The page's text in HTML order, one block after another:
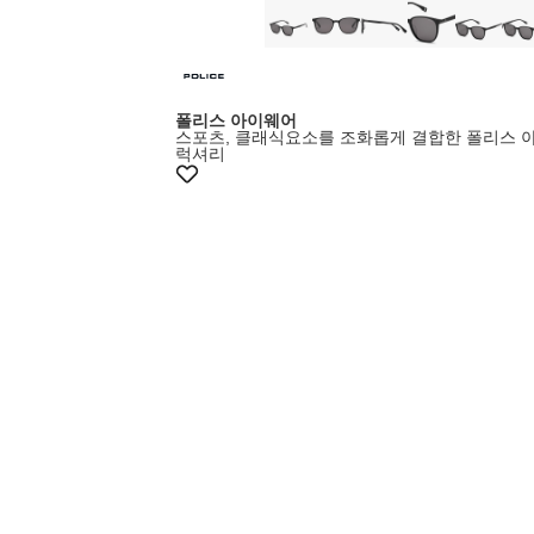
폴리스 아이웨어
스포츠, 클래식요소를 조화롭게 결합한 폴리스
럭셔리